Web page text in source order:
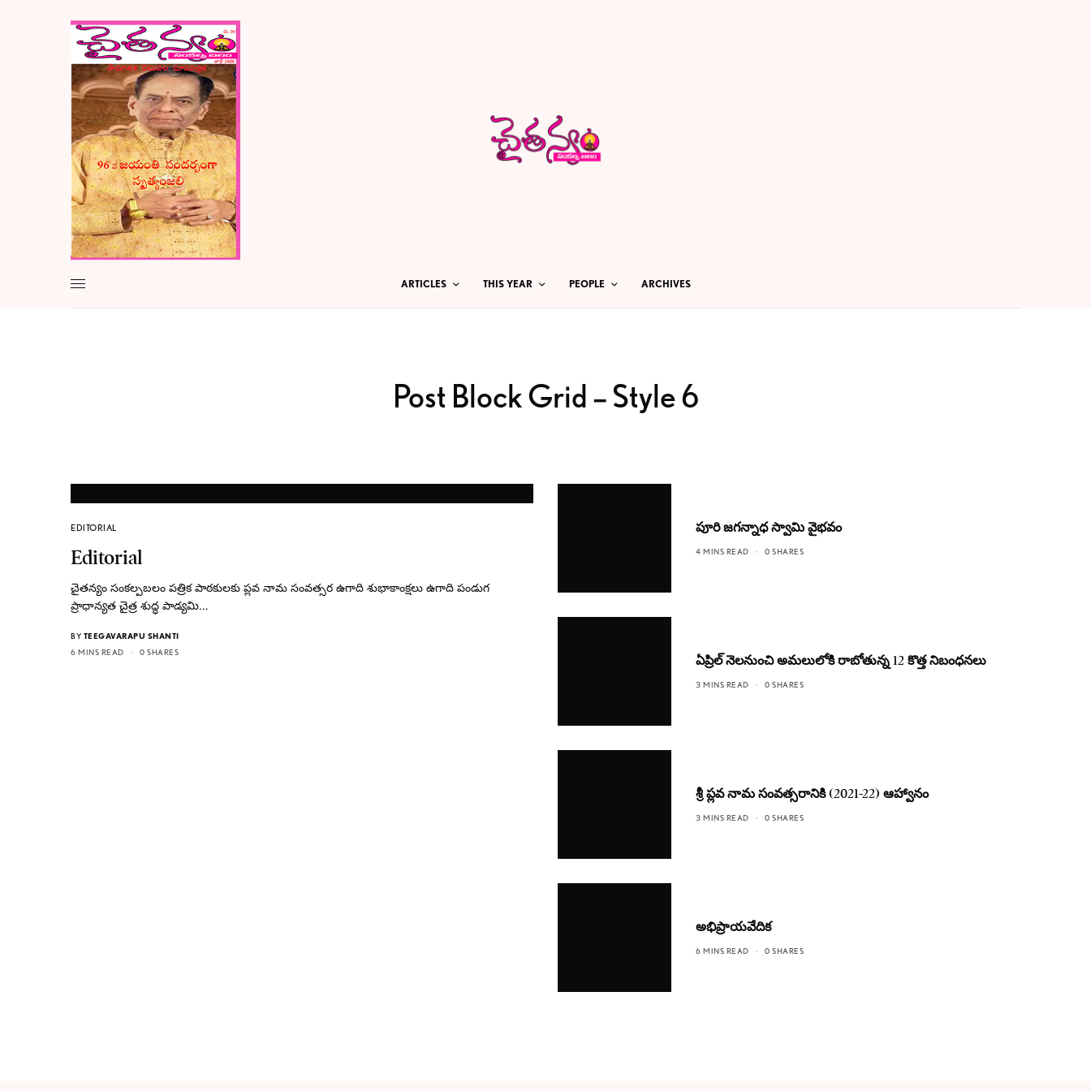
ARTICLES THIS YEAR PEOPLE ARCHIVES
Post Block Grid – Style 6
EDITORIAL
Editorial
చైతన్యం సంకల్పబలం పత్రిక పాఠకులకు ప్లవ నామ సంవత్సర ఉగాది శుభాకాంక్షలు ఉగాది పండుగ
ప్రాధాన్యత చైత్ర శుద్ధ పాడ్యమి…
BY TEEGAVARAPU SHANTI
6 MINS READ
0 SHARES
పూరి జగన్నాధ స్వామి వైభవం
4 MINS READ 0 SHARES
ఏప్రిల్ నెలనుంచి అమలులోకి రాబోతున్న 12 కొత్త నిబంధనలు
3 MINS READ 0 SHARES
శ్రీ ప్లవ నామ సంవత్సరానికి (2021-22) ఆహ్వానం
3 MINS READ 0 SHARES
అభిప్రాయవేదిక
6 MINS READ 0 SHARES